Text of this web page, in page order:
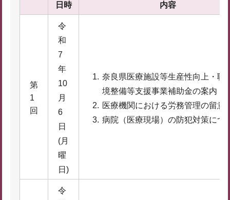
日時 内容
第
1
回
令
和
7
年
10
月
6
日
(月
曜
日)
奈良県医療施設等生産性向上・職
境整備等支援事業補助金の案内
医療機関における労務管理の留意
病院（医療現場）の防犯対策につ
令